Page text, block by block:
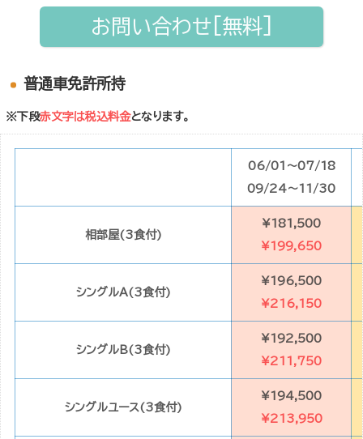
お問い合わせ[無料]
普通車免許所持
※下段赤文字は税込料金となります。
06/01～07/18
09/24～11/30
相部屋(3食付)
¥181,500
¥199,650
シングルA(3食付)
¥196,500
¥216,150
シングルB(3食付)
¥192,500
¥211,750
シングルユース(3食付)
¥194,500
¥213,950